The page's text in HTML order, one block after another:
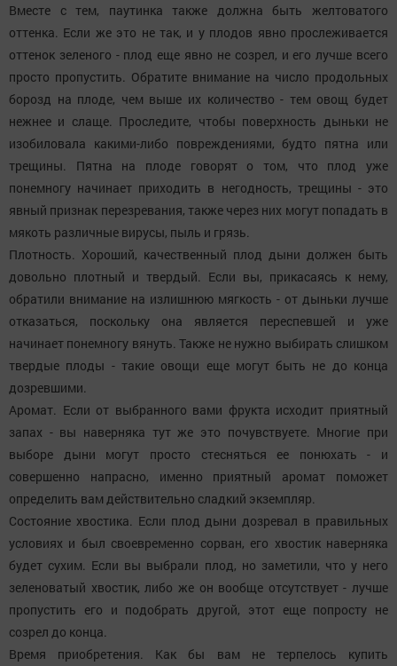
Вместе с тем, паутинка также должна быть желтоватого
оттенка. Если же это не так, и у плодов явно прослеживается
оттенок зеленого - плод еще явно не созрел, и его лучше всего
просто пропустить. Обратите внимание на число продольных
борозд на плоде, чем выше их количество - тем овощ будет
нежнее и слаще. Проследите, чтобы поверхность дыньки не
изобиловала какими-либо повреждениями, будто пятна или
трещины. Пятна на плоде говорят о том, что плод уже
понемногу начинает приходить в негодность, трещины - это
явный признак перезревания, также через них могут попадать в
мякоть различные вирусы, пыль и грязь.
Плотность. Хороший, качественный плод дыни должен быть
довольно плотный и твердый. Если вы, прикасаясь к нему,
обратили внимание на излишнюю мягкость - от дыньки лучше
отказаться, поскольку она является переспевшей и уже
начинает понемногу вянуть. Также не нужно выбирать слишком
твердые плоды - такие овощи еще могут быть не до конца
дозревшими.
Аромат. Если от выбранного вами фрукта исходит приятный
запах - вы наверняка тут же это почувствуете. Многие при
выборе дыни могут просто стесняться ее понюхать - и
совершенно напрасно, именно приятный аромат поможет
определить вам действительно сладкий экземпляр.
Состояние хвостика. Если плод дыни дозревал в правильных
условиях и был своевременно сорван, его хвостик наверняка
будет сухим. Если вы выбрали плод, но заметили, что у него
зеленоватый хвостик, либо же он вообще отсутствует - лучше
пропустить его и подобрать другой, этот еще попросту не
созрел до конца.
Время приобретения. Как бы вам не терпелось купить